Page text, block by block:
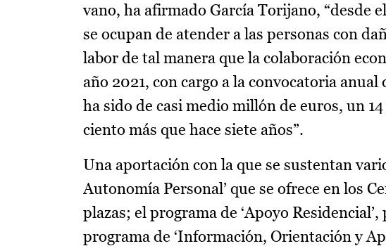
vano, ha afirmado García Torijano, “desde
se ocupan de atender a las personas con
labor de tal manera que la colaboración
año 2021, con cargo a la convocatoria
ha sido de casi medio millón de euros, un
ciento más que hace siete años”.
Una aportación con la que se sustentan
Autonomía Personal’ que se ofrece en los
plazas; el programa de ‘Apoyo
programa de ‘Información, Orientación y